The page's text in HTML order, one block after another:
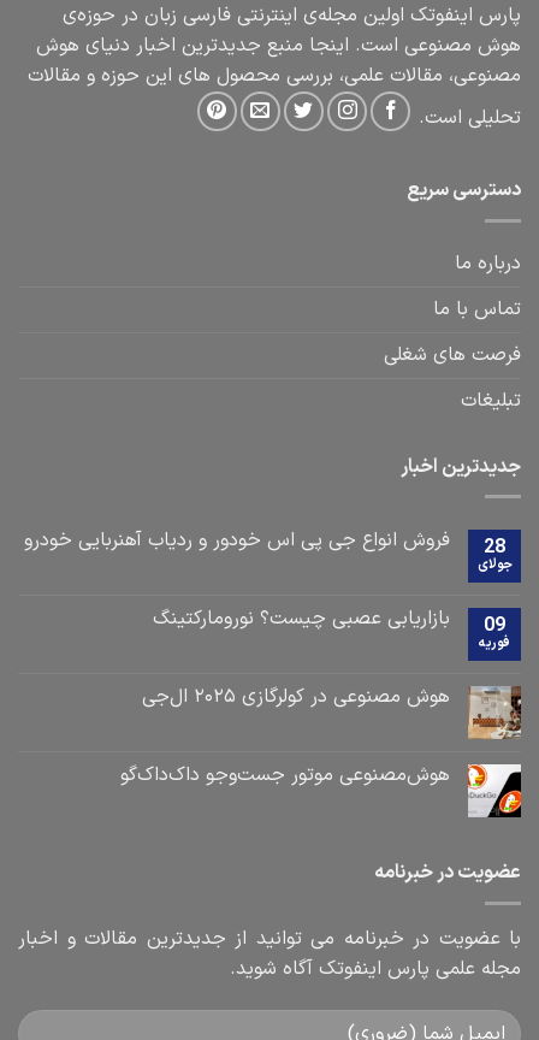
پارس اینفوتک اولین مجله‌ی اینترنتی فارسی زبان در حوزه‌ی
هوش مصنوعی است. اینجا منبع جدیدترین اخبار دنیای هوش
مصنوعی، مقالات علمی، بررسی محصول های این حوزه و مقالات
تحلیلی است.
دسترسی سریع
درباره ما
تماس با ما
فرصت های شغلی
تبلیغات
جدیدترین اخبار
28
جولای
فروش انواع جی پی اس خودور و ردیاب آهنربایی خودرو
09
فوریه
بازاریابی عصبی چیست؟ نورومارکتینگ
هوش مصنوعی در کولرگازی ۲۰۲۵ ال‌جی
هوش‌مصنوعی موتور جست‌و‌جو داک‌داک‌گو
عضویت در خبرنامه
با عضویت در خبرنامه می توانید از جدیدترین مقالات و اخبار
مجله علمی پارس اینفوتک آگاه شوید.